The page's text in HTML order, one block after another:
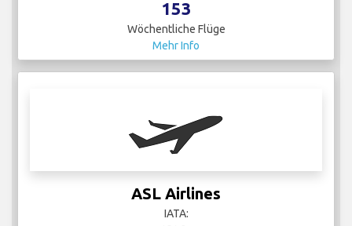
153
Wöchentliche Flüge
Mehr Info
ASL Airlines
IATA: